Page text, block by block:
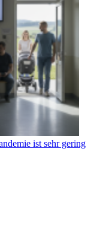
ist sehr gering